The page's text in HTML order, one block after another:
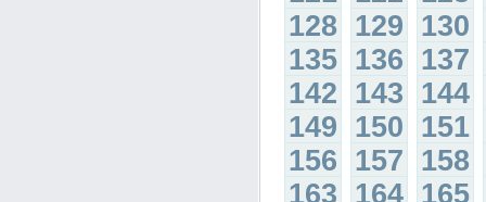
128 129 130
135 136 137
142 143 144
149 150 151
156 157 158
163 164 165